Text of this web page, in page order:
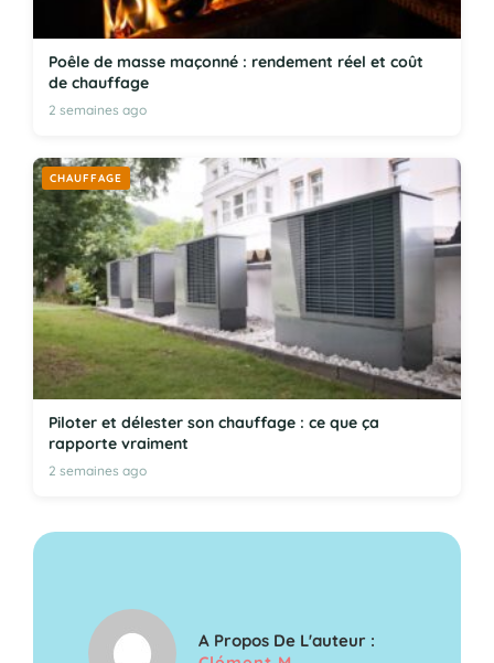
Poêle de masse maçonné : rendement réel et coût
de chauffage
2 semaines ago
CHAUFFAGE
Piloter et délester son chauffage : ce que ça
rapporte vraiment
2 semaines ago
A Propos De L'auteur :